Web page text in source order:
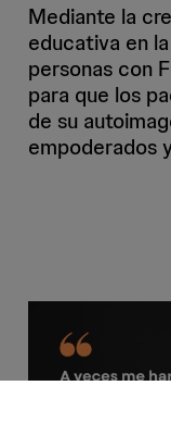
Mediante la
educativa en
personas con
para que los
de su
empoderados